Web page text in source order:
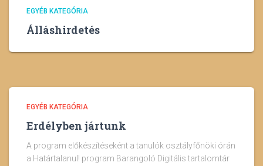
EGYÉB KATEGÓRIA
Álláshirdetés
EGYÉB KATEGÓRIA
Erdélyben jártunk
A program előkészítéseként a tanulók osztályfőnöki órán
a Határtalanul! program Barangoló Digitális tartalomtár